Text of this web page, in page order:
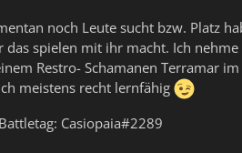
noch Leute sucht bzw. Platz
das spielen mit ihr macht. Ich
Restro- Schamanen Terramar
meistens recht lernfähig
Casiopaia#2289